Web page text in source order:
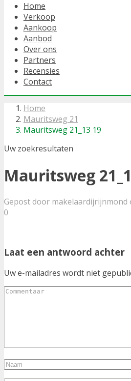
Home
Verkoop
Aankoop
Aanbod
Over ons
Partners
Recensies
Contact
Home
Mauritsweg 21
Mauritsweg 21_13 19
Uw zoekresultaten
Mauritsweg
Gepost door makelaardijrijnmond
0
Laat een antwoord achter
Uw e-mailadres wordt niet